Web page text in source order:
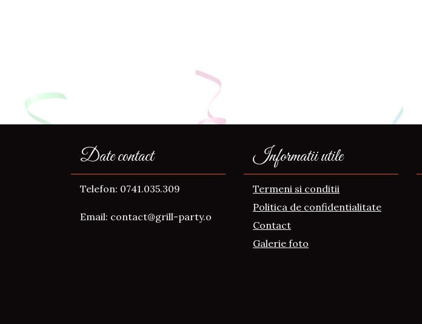
Date contact
Telefon: 0741.035.309
Email: contact@grill-party.o
Informatii utile
Termeni si conditii
Politica de confidentialitate
Contact
Galerie foto